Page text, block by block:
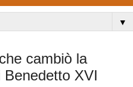
▼
cambiò la
XVI